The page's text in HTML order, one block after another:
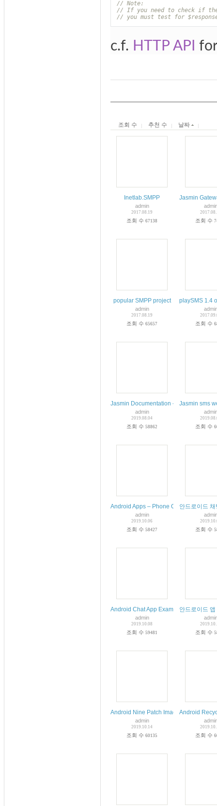
// Note:
// If you need to check if
// you must test for
c.f. HTTP API
조회 수 추천 수 날짜
Inetlab.SMPP
admin
2017.08.19
조회 수 67138
Jasmin
조회 수
popular SMPP project
admin
2017.08.19
조회 수 65657
playSMS 1.4
조회 수
Jasmin Documentation - Read the Docs
admin
2019.08.04
조회 수 58862
Jasmin sms
조회 수
Android Apps – Phone Calls and SMS
admin
2019.10.06
조회 수 58427
안드로이드
조회 수
Android Chat App Example Using
admin
2019.10.08
조회 수 59481
안드로이드
조회 수
Android Nine Patch Image Example
admin
2019.10.14
조회 수 60135
Android
조회 수